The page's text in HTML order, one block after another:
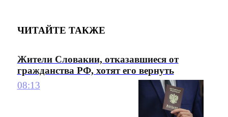
ЧИТАЙТЕ ТАКЖЕ
Жители Словакии, отказавшиеся от
гражданства РФ, хотят его вернуть
08:13